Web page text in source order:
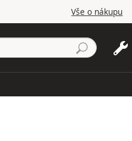
Vše o nákupu